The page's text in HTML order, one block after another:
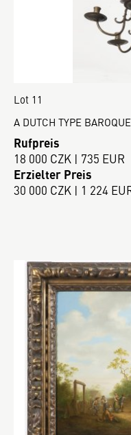
Lot 11
A DUTCH TYPE
Rufpreis
18 000 CZK | 735 EUR
Erzielter Preis
30 000 CZK | 1 224